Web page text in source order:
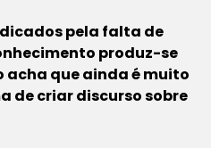
pela falta de
produz-se
acha que ainda é muito
de criar discurso sobre